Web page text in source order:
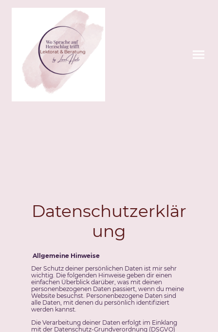
Datenschutzerklär
ung
Allgemeine Hinweise
Der Schutz deiner persönlichen Daten ist mir sehr
wichtig. Die folgenden Hinweise geben dir einen
einfachen Überblick darüber, was mit deinen
personenbezogenen Daten passiert, wenn du meine
Website besuchst. Personenbezogene Daten sind
alle Daten, mit denen du persönlich identifiziert
werden kannst.
Die Verarbeitung deiner Daten erfolgt im Einklang
mit der Datenschutz-Grundverordnung (DSGVO)